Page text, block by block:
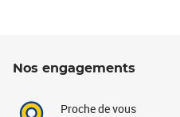
Nos engagements
Proche de vous